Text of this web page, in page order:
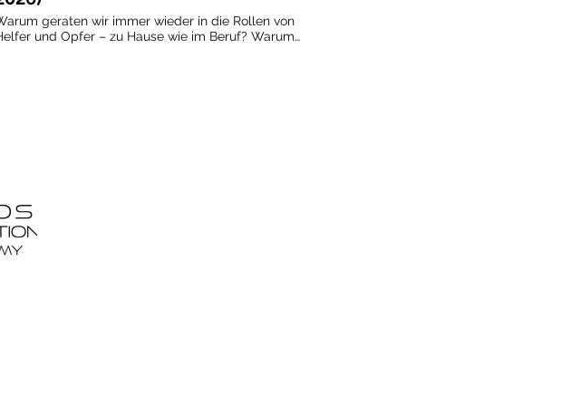
geraten wir immer wieder in die Rollen von
und Opfer – zu Hause wie im Beruf? Warum
nicht hilft, sondern es ungewollt in der Opferrolle
💪 zu erkennen, wann du in die Helferrolle
gehst 💪 wahrzunehmen, wann du dich in die Opferrolle
💪 zu verstehen, wie beide Rollen sich